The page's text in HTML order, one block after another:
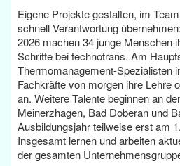
Eigene Projekte gestalten, im
schnell Verantwortung
2026 machen 34 junge Menschen
Schritte bei technotrans. Am
Thermomanagement-Spezialisten
Fachkräfte von morgen ihre Lehre
an. Weitere Talente beginnen an
Meinerzhagen, Bad Doberan und
Ausbildungsjahr teilweise erst am
Insgesamt lernen und arbeiten
der gesamten